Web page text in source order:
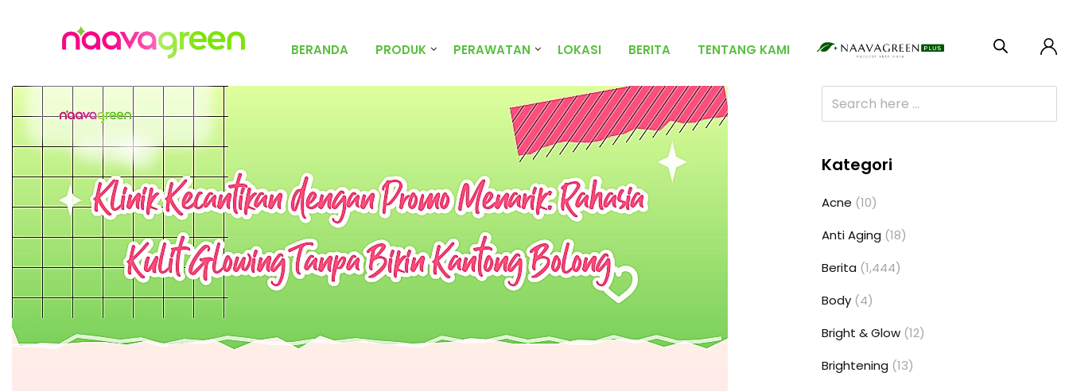
BERANDA PRODUK PERAWATAN LOKASI BERITA TENTANG KAMI
Kategori
Acne (10)
Anti Aging (18)
Berita (1,444)
Body (4)
Bright & Glow (12)
Brightening (13)